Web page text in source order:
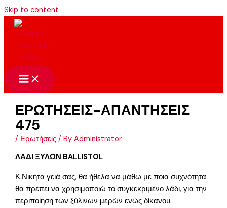
Skip to content
ΕΡΩΤΗΣΕΙΣ-ΑΠΑΝΤΗΣΕΙΣ
475
/ Ερωτήσεις / ByAdministrator
ΛΑΔΙ ΞΥΛΩΝ BALLISTOL
Κ.Νικήτα γειά σας, θα ήθελα να μάθω με ποια συχνότητα
θα πρέπει να χρησιμοποιώ το συγκεκριμένο λάδι, για την
περιποίηση των ξύλινων μερών ενώς δίκανου.